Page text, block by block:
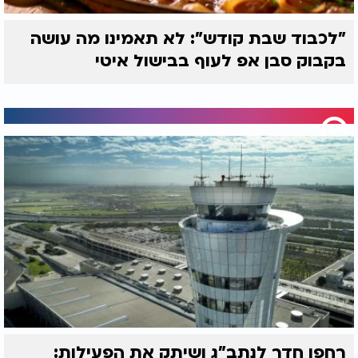
"לכבוד שבת קודש": לא תאמינו מה עושה
בקבוק סבן אפ לעוף בבישול איטי
רחפן חדר לנתב"ג ושיתק את הפעילות: